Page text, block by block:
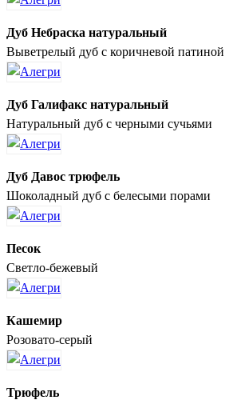
Дуб Небраска натуральный
Выветрелый дуб с коричневой патиной
Дуб Галифакс натуральный
Натуральный дуб с черными сучьями
Дуб Давос трюфель
Шоколадный дуб с белесыми порами
Песок
Светло-бежевый
Кашемир
Розовато-серый
Трюфель